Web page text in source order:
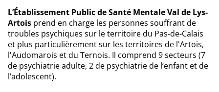
L’Établissement Public de Santé Mentale Val de Lys-
Artois prend en charge les personnes souffrant de
troubles psychiques sur le territoire du Pas-de-Calais
et plus particulièrement sur les territoires de l'Artois,
l'Audomarois et du Ternois. Il comprend 9 secteurs (7
de psychiatrie adulte, 2 de psychiatrie de l’enfant et de
l’adolescent).